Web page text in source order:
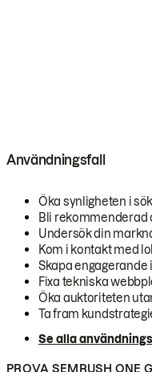
Användningsfall
Öka synligheten i
Bli rekommenderad
Undersök din
Kom i kontakt med
Skapa engagerande
Fixa tekniska
Öka auktoriteten
Ta fram
Se alla
PROVA SEMRUSH ONE